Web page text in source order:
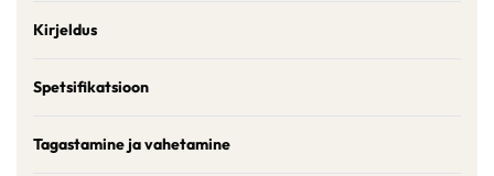
Kirjeldus
Spetsifikatsioon
Tagastamine ja vahetamine